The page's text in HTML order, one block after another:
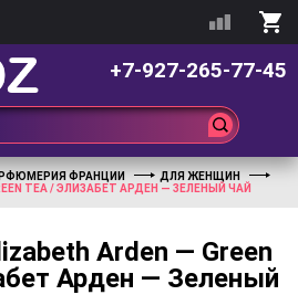
+7-927-265-77-45
ФРАНЦИИ
ДЛЯ ЖЕНЩИН
TEA / ЭЛИЗАБЕТ АРДЕН — ЗЕЛЕНЫЙ ЧАЙ
Arden — Green
Арден — Зеленый